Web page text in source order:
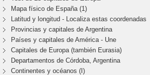
Mapa físico de España (1)
Latitud y longitud - Localiza estas coordenadas
Provincias y capitales de Argentina
Países y capitales de América - Une
Capitales de Europa (también Eurasia)
Departamentos de Córdoba, Argentina
Continentes y océanos (I)